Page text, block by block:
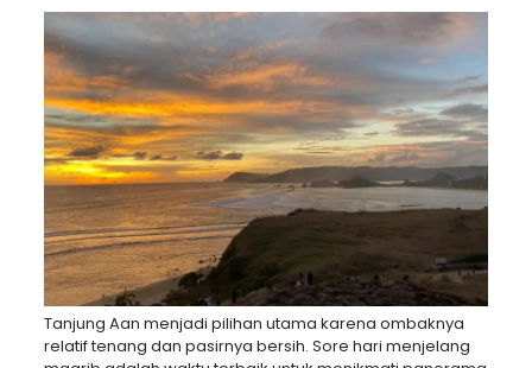
Tanjung Aan menjadi pilihan utama karena ombaknya
relatif tenang dan pasirnya bersih. Sore hari menjelang